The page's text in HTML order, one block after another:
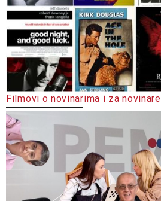
Filmovi o novinarima i za novinare